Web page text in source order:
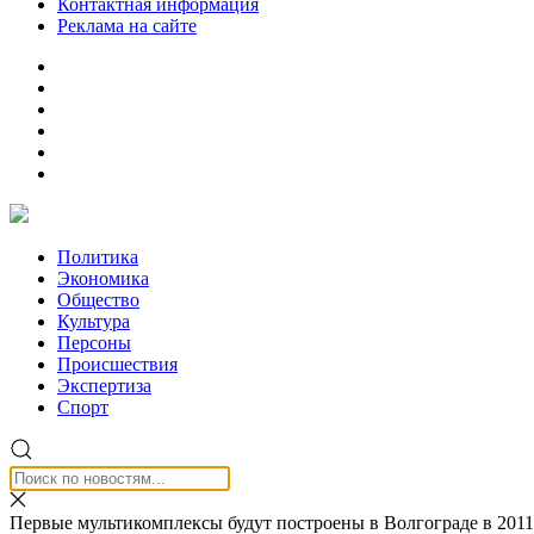
Контактная информация
Реклама на сайте
Политика
Экономика
Общество
Культура
Персоны
Происшествия
Экспертиза
Спорт
Первые мультикомплексы будут построены в Волгограде в